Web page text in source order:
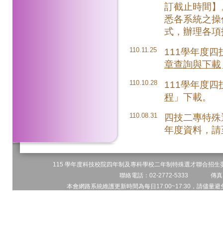
訂截止時間
悉各系統之
式，辦理各
110.11.25
111學年度四
章查詢與下載
110.10.28
111學年度四
程 」下載。
110.08.31
四技二專特
年度資料，
115 學年度科技校院四年制及專科學校二年制特殊選才聯合
聯絡電話：02-2772-5333 傳
本會網路系統維護更新時間為每日17:00~17:30，請儘量